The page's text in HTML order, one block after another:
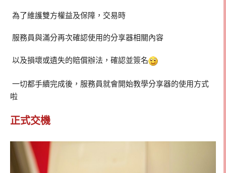
為了維護雙方權益及保障，交易時
服務員與滿分再次確認使用的分享器相關內容
以及損壞或遺失的賠償辦法，確認並簽名
一切都手續完成後，服務員就會開始教學分享器的使用方式
啦
正式交機